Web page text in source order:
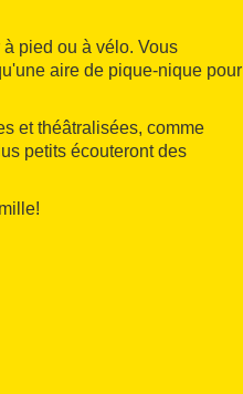
pied ou à vélo. Vous
aire de pique-nique pour
et théâtralisées, comme
petits écouteront des